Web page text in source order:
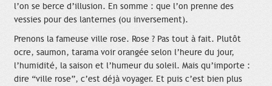
l’on se berce d’illusion. En somme : que l’on prenne des
vessies pour des lanternes (ou inversement).
Prenons la fameuse ville rose. Rose ? Pas tout à fait. Plutôt
ocre, saumon, tarama voir orangée selon l’heure du jour,
l’humidité, la saison et l’humeur du soleil. Mais qu’importe :
dire “ville rose”, c’est déjà voyager. Et puis c’est bien plus